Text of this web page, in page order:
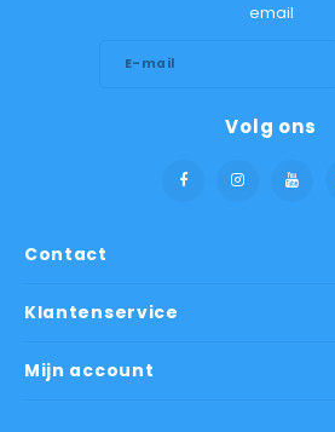
Contact
email
Volg ons
Klantenservice
Mijn account